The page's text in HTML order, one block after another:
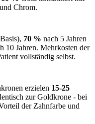
Chrom.
70 % nach 5 Jahren
10 Jahren. Mehrkosten der
vollständig selbst.
erzielen 15-25
zur Goldkrone - bei
der Zahnfarbe und